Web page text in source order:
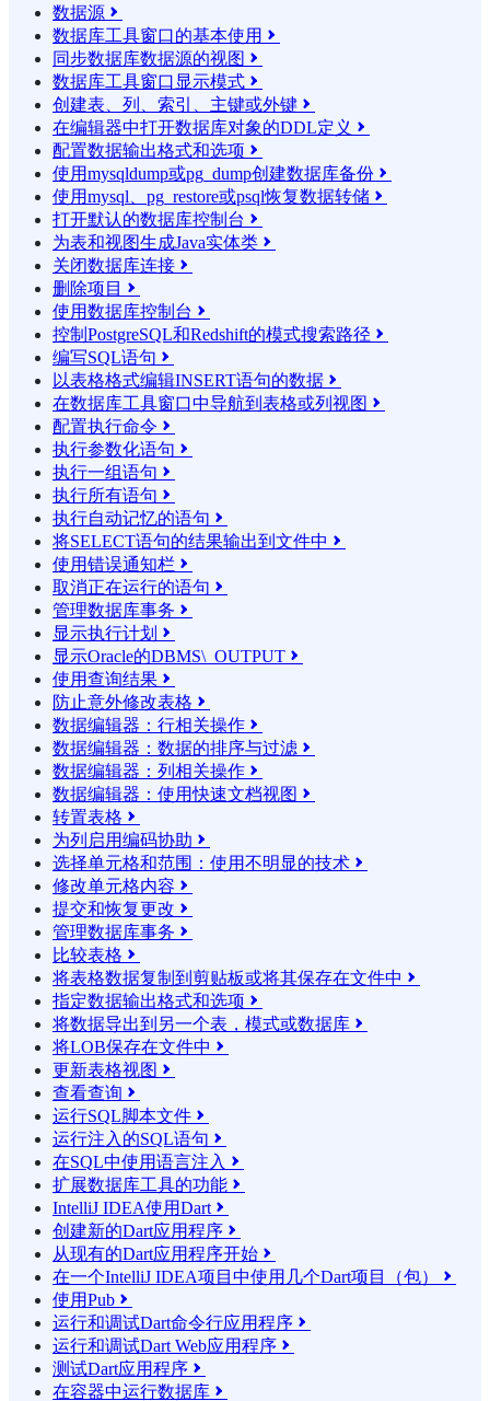
数据源 
数据库工具窗口的基本使用 
同步数据库数据源的视图 
数据库工具窗口显示模式 
创建表、列、索引、主键或外键 
在编辑器中打开数据库对象的DDL定义 
配置数据输出格式和选项 
使用mysqldump或pg_dump创建数据库备份 
使用mysql、pg_restore或psql恢复数据转储 
打开默认的数据库控制台 
为表和视图生成Java实体类 
关闭数据库连接 
删除项目 
使用数据库控制台 
控制PostgreSQL和Redshift的模式搜索路径 
编写SQL语句 
以表格格式编辑INSERT语句的数据 
在数据库工具窗口中导航到表格或列视图 
配置执行命令 
执行参数化语句 
执行一组语句 
执行所有语句 
执行自动记忆的语句 
将SELECT语句的结果输​​出到文件中 
使用错误通知栏 
取消正在运行的语句 
管理数据库事务 
显示执行计划 
显示Oracle的DBMS\_OUTPUT 
使用查询结果 
防止意外修改表格 
数据编辑器：行相关操作 
数据编辑器：数据的排序与过滤 
数据编辑器：列相关操作 
数据编辑器：使用快速文档视图 
转置表格 
为列启用编码协助 
选择单元格和范围：使用不明显的技术 
修改单元格内容 
提交和恢复更改 
管理数据库事务 
比较表格 
将表格数据复制到剪贴板或将其保存在文件中 
指定数据输出格式和选项 
将数据导出到另一个表，模式或数据库 
将LOB保存在文件中 
更新表格视图 
查看查询 
运行SQL脚本文件 
运行注入的SQL语句 
在SQL中使用语言注入 
扩展数据库工具的功能 
IntelliJ IDEA使用Dart 
创建新的Dart应用程序 
从现有的Dart应用程序开始 
在一个IntelliJ IDEA项目中使用几个Dart项目（包） 
使用Pub 
运行和调试Dart命令行应用程序 
运行和调试Dart Web应用程序 
测试Dart应用程序 
在容器中运行数据库 